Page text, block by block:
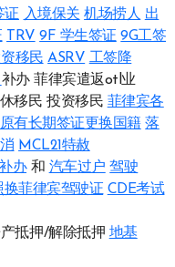
证 入境保关 机场捞人 出
TRV 9F 学生签证 9G工签
移民 ASRV 工签降
补办 菲律宾遣返otl业
移民 投资移民 菲律宾各
原有长期签证更换国籍 落
MCL21特赦
办和 汽车过户 驾驶
换菲律宾驾驶证 CDE考试
抵押/解除抵押 地基